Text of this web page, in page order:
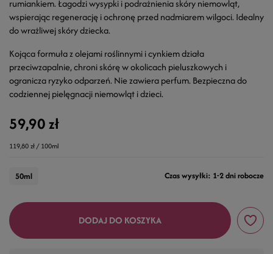
rumiankiem. Łagodzi wysypki i podrażnienia skóry niemowląt,
wspierając regenerację i ochronę przed nadmiarem wilgoci. Idealny
do wrażliwej skóry dziecka.
Kojąca formuła z olejami roślinnymi i cynkiem działa
przeciwzapalnie, chroni skórę w okolicach pieluszkowych i
ogranicza ryzyko odparzeń. Nie zawiera perfum. Bezpieczna do
codziennej pielęgnacji niemowląt i dzieci.
59,90 zł
119,80 zł / 100ml
Czas wysyłki: 1-2 dni robocze
50ml
DODAJ DO KOSZYKA